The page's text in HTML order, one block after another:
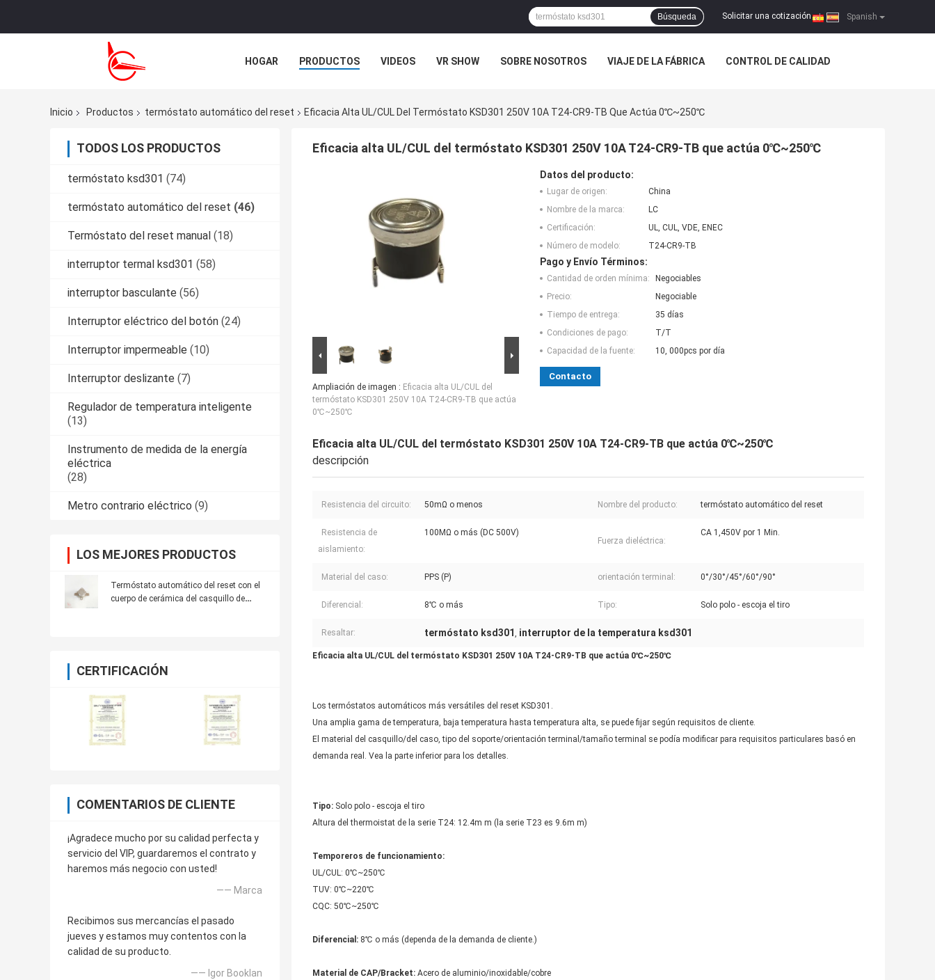
Spanish
Solicitar una cotización |
Búsqueda
HOGAR PRODUCTOS VIDEOS VR SHOW SOBRE NOSOTROS VIAJE DE LA FÁBRICA CONTROL DE CALIDAD
Inicio
Productos termóstato automático del reset Eficacia Alta UL/CUL Del Termóstato KSD301 250V 10A T24-CR9-TB Que Actúa 0℃~250℃
TODOS LOS PRODUCTOS
termóstato ksd301 (74)
termóstato automático del reset (46)
Termóstato del reset manual (18)
interruptor termal ksd301 (58)
interruptor basculante (56)
Interruptor eléctrico del botón (24)
Interruptor impermeable (10)
Interruptor deslizante (7)
Regulador de temperatura inteligente
(13)
Instrumento de medida de la energía
eléctrica
(28)
Metro contrario eléctrico (9)
LOS MEJORES PRODUCTOS
Termóstato automático del reset con el
cuerpo de cerámica del casquillo de
CERTIFICACIÓN
COMENTARIOS DE CLIENTE
¡Agradece mucho por su calidad perfecta y
servicio del VIP, guardaremos el contrato y
haremos más negocio con usted!
—— Marca
Recibimos sus mercancías el pasado
jueves y estamos muy contentos con la
calidad de su producto.
—— Igor Booklan
Eficacia alta UL/CUL del termóstato KSD301 250V 10A T24-CR9-TB que actúa 0℃~250℃
Ampliación de imagen : Eficacia alta UL/CUL del
termóstato KSD301 250V 10A T24-CR9-TB que actúa
0℃~250℃
Datos del producto:
Lugar de origen:
China
Nombre de la marca:
LC
Certificación:
UL, CUL, VDE, ENEC
Número de modelo:
T24-CR9-TB
Pago y Envío Términos:
Cantidad de orden mínima:
Negociables
Precio:
Negociable
Tiempo de entrega:
35 días
Condiciones de pago:
T/T
Capacidad de la fuente:
10, 000pcs por día
Contacto
Eficacia alta UL/CUL del termóstato KSD301 250V 10A T24-CR9-TB que actúa 0℃~250℃
descripción
Resistencia del circuito: 50mΩ o menos Nombre del producto: termóstato automático del reset
Resistencia de
aislamiento:
100MΩ o más (DC 500V)
Fuerza dieléctrica:
CA 1,450V por 1 Min.
Material del caso: PPS (P) orientación terminal: 0°/30°/45°/60°/90°
Diferencial: 8℃ o más Tipo: Solo polo - escoja el tiro
Resaltar: termóstato ksd301 , interruptor de la temperatura ksd301
Eficacia alta UL/CUL del termóstato KSD301 250V 10A T24-CR9-TB que actúa 0℃~250℃
Los termóstatos automáticos más versátiles del reset KSD301.
Una amplia gama de temperatura, baja temperatura hasta temperatura alta, se puede fijar según requisitos de cliente.
El material del casquillo/del caso, tipo del soporte/orientación terminal/tamaño terminal se podía modificar para requisitos particulares basó en
demanda real. Vea la parte inferior para los detalles.
Tipo: Solo polo - escoja el tiro
Altura del thermoistat de la serie T24: 12.4m m (la serie T23 es 9.6m m)
Temporeros de funcionamiento:
UL/CUL: 0℃~250℃
TUV: 0℃~220℃
CQC: 50℃~250℃
Diferencial: 8℃ o más (dependa de la demanda de cliente.)
Material de CAP/Bracket: Acero de aluminio/inoxidable/cobre